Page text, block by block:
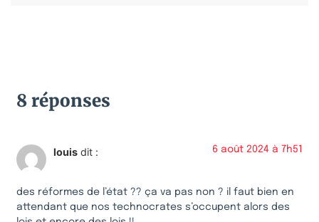
8 réponses
louis dit : 6 août 2024 à 7h51
des réformes de l’état ?? ça va pas non ? il faut bien en
attendant que nos technocrates s’occupent alors des